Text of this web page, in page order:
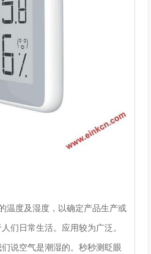
温度及湿度，以确定产品生产或
们日常生活。应用较为广泛。
说空气是潮湿的。秒秒测眨眼